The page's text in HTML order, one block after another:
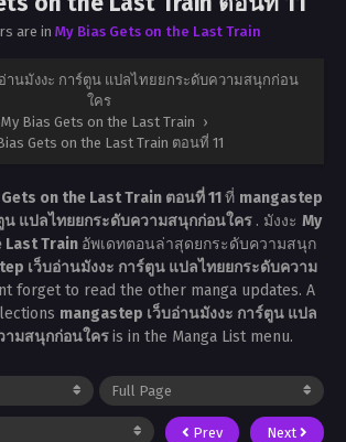
are in My Bias Gets on the Last Train
านมังงะ การ์ตูน แปลไทยยกระดับความสนุกก่อน
ใคร
My Bias Gets on the Last Train ›
Gets on the Last Train ตอนที่ 11
on the Last Train ตอนที่ 11ที่ mangastep
น แปลไทยยกระดับความสนุกก่อนใคร . มังงะ My
Last Train อัพเดทตอนล่าสุดยกระดับความสนุก
เว็บอ่านมังงะ การ์ตูน แปลไทยยกระดับความ
forget to read the other manga updates. A
mangastep เว็บอ่านมังงะ การ์ตูน แปล
ามสนุกก่อนใครis in the Manga List menu.
Prev Next